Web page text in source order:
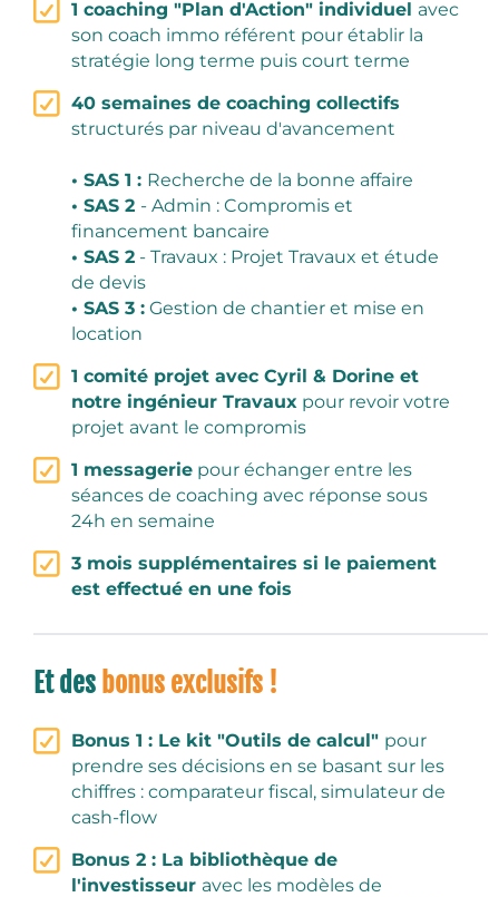
1 coaching "Plan d'Action" individuel avec
son coach immo référent pour établir la
stratégie long terme puis court terme
40 semaines de coaching collectifs
structurés par niveau d'avancement
• SAS 1 : Recherche de la bonne affaire
• SAS 2 - Admin : Compromis et
financement bancaire
• SAS 2 - Travaux : Projet Travaux et étude
de devis
• SAS 3 : Gestion de chantier et mise en
location
1 comité projet avec Cyril & Dorine et
notre ingénieur Travaux pour revoir votre
projet avant le compromis
1 messagerie pour échanger entre les
séances de coaching avec réponse sous
24h en semaine
3 mois supplémentaires si le paiement
est effectué en une fois
Et des bonus exclusifs !
Bonus 1 : Le kit "Outils de calcul" pour
prendre ses décisions en se basant sur les
chiffres : comparateur fiscal, simulateur de
cash-flow
Bonus 2 : La bibliothèque de
l'investisseur avec les modèles de